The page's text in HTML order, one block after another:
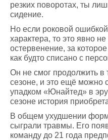
резких поворотах, ты
сидение.
Но если роковой
характера, то это явно
остервенение, за
как будто списано с
Он не смог продолжить
сезоне, и это ещё можно
упадком «Юнайтед» в
сезоне история
В общем ухудшении
сыграли травмы. Его
команду до 21 года